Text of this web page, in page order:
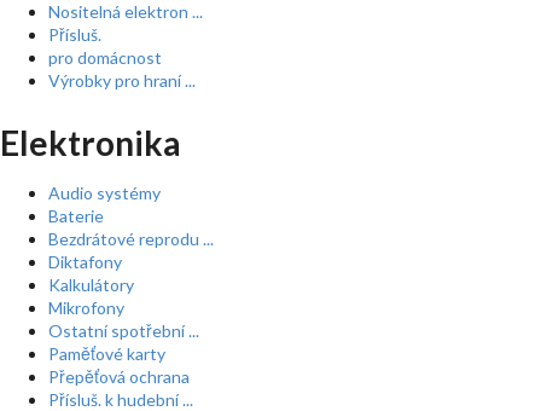
Nositelná elektron ...
Přísluš.
pro domácnost
Výrobky pro hraní ...
Elektronika
Audio systémy
Baterie
Bezdrátové reprodu ...
Diktafony
Kalkulátory
Mikrofony
Ostatní spotřební ...
Paměťové karty
Přepěťová ochrana
Přísluš. k hudební ...